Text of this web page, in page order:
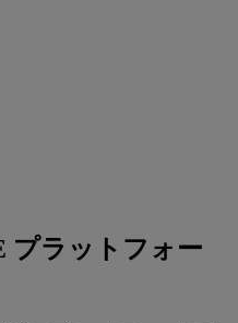
プラットフォー